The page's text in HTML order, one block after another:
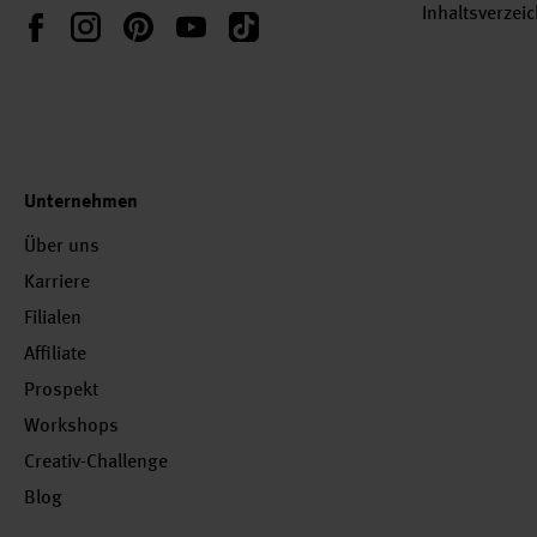
FacebookInstagramPinterestYouTubeTikTok
Unternehmen
Über uns
Karriere
Filialen
Affiliate
Prospekt
Workshops
Creativ-Challenge
Blog